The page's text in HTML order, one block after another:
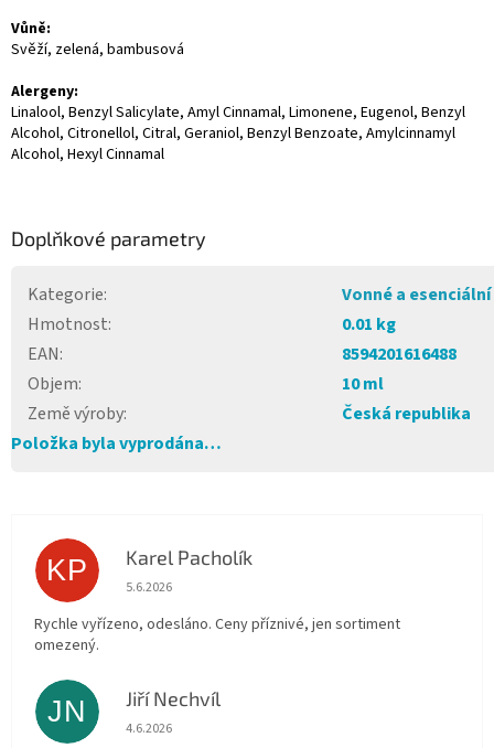
Vůně:
Svěží, zelená, bambusová
Alergeny:
Linalool, Benzyl Salicylate, Amyl Cinnamal, Limonene, Eugenol, Benzyl
Alcohol, Citronellol, Citral, Geraniol, Benzyl Benzoate, Amylcinnamyl
Alcohol, Hexyl Cinnamal
Doplňkové parametry
Kategorie:
Vonné a
Hmotnost:
0.01 kg
EAN:
8594201616488
Objem:
10 ml
Země výroby:
Česká republika
Položka byla vyprodána…
KP Karel Pacholík
Hodnocení obchodu je 4 z 5 hvězdiček.
5.6.2026
Rychle vyřízeno, odesláno. Ceny příznivé, jen sortiment
omezený.
JN Jiří Nechvíl
Hodnocení obchodu je 5 z 5 hvězdiček.
4.6.2026